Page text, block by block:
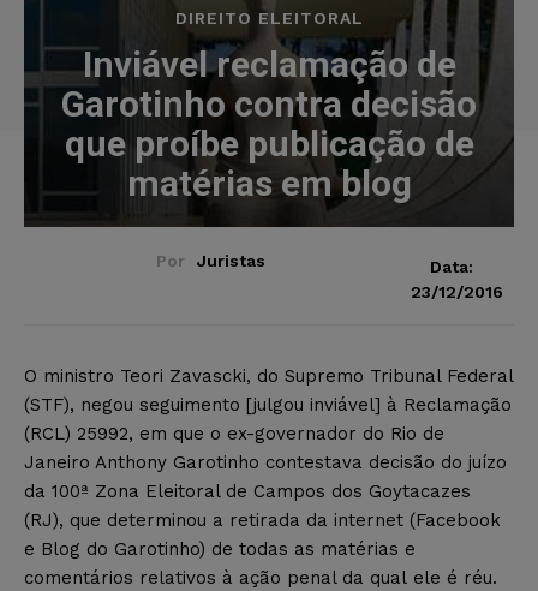
DIREITO ELEITORAL
Inviável reclamação de
Garotinho contra decisão
que proíbe publicação de
matérias em blog
Por Juristas
Data:
23/12/2016
O ministro Teori Zavascki, do Supremo Tribunal Federal
(STF), negou seguimento [julgou inviável] à Reclamação
(RCL) 25992, em que o ex-governador do Rio de
Janeiro Anthony Garotinho contestava decisão do juízo
da 100ª Zona Eleitoral de Campos dos Goytacazes
(RJ), que determinou a retirada da internet (Facebook
e Blog do Garotinho) de todas as matérias e
comentários relativos à ação penal da qual ele é réu.